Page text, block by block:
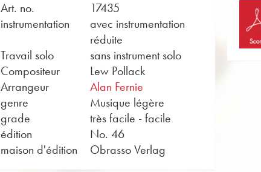
Art. no.
17435
instrumentation
avec instrumentation
réduite
Travail solo
sans instrument solo
Compositeur
Lew Pollack
Arrangeur
Alan Fernie
genre
Musique légère
grade
très facile - facile
édition
No. 46
maison d'édition
Obrasso Verlag